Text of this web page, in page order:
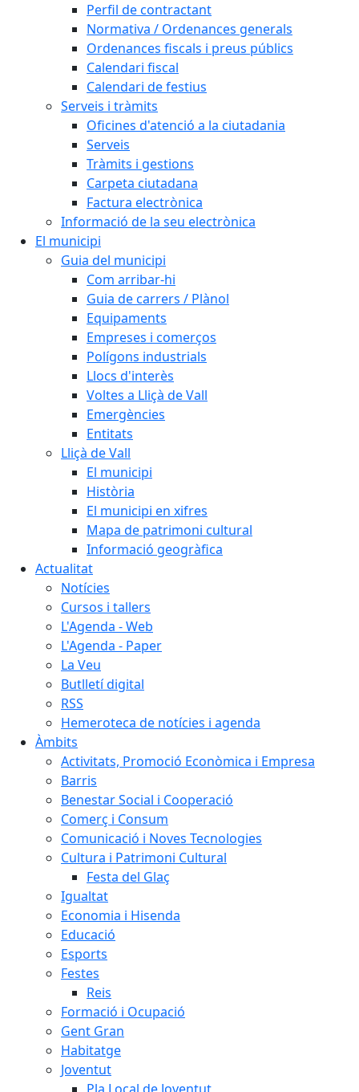
Perfil de contractant
Normativa / Ordenances generals
Ordenances fiscals i preus públics
Calendari fiscal
Calendari de festius
Serveis i tràmits
Oficines d'atenció a la ciutadania
Serveis
Tràmits i gestions
Carpeta ciutadana
Factura electrònica
Informació de la seu electrònica
El municipi
Guia del municipi
Com arribar-hi
Guia de carrers / Plànol
Equipaments
Empreses i comerços
Polígons industrials
Llocs d'interès
Voltes a Lliçà de Vall
Emergències
Entitats
Lliçà de Vall
El municipi
Història
El municipi en xifres
Mapa de patrimoni cultural
Informació geogràfica
Actualitat
Notícies
Cursos i tallers
L'Agenda - Web
L'Agenda - Paper
La Veu
Butlletí digital
RSS
Hemeroteca de notícies i agenda
Àmbits
Activitats, Promoció Econòmica i Empresa
Barris
Benestar Social i Cooperació
Comerç i Consum
Comunicació i Noves Tecnologies
Cultura i Patrimoni Cultural
Festa del Glaç
Igualtat
Economia i Hisenda
Educació
Esports
Festes
Reis
Formació i Ocupació
Gent Gran
Habitatge
Joventut